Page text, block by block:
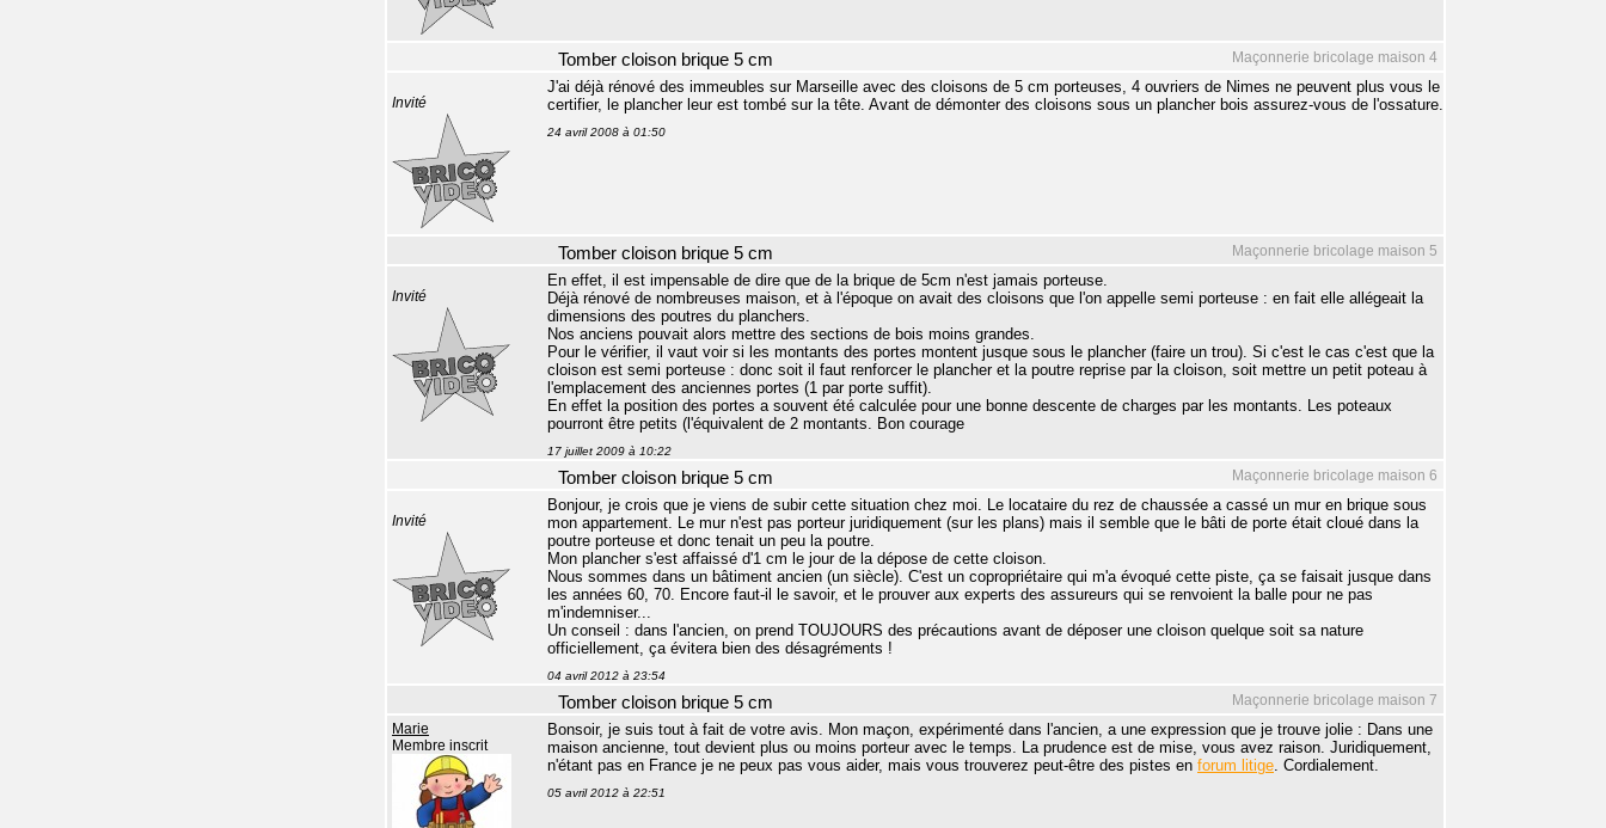
Maçonnerie bricolage maison 4
Tomber cloison brique 5 cm
Invité
J'ai déjà rénové des immeubles sur Marseille avec des cloisons de 5 cm porteuses, 4 ouvriers de Nimes ne peuvent plus vous le
certifier, le plancher leur est tombé sur la tête. Avant de démonter des cloisons sous un plancher bois assurez-vous de l'ossature.
24 avril 2008 à 01:50
Maçonnerie bricolage maison 5
Tomber cloison brique 5 cm
Invité
En effet, il est impensable de dire que de la brique de 5cm n'est jamais porteuse.
Déjà rénové de nombreuses maison, et à l'époque on avait des cloisons que l'on appelle semi porteuse : en fait elle allégeait la
dimensions des poutres du planchers.
Nos anciens pouvait alors mettre des sections de bois moins grandes.
Pour le vérifier, il vaut voir si les montants des portes montent jusque sous le plancher (faire un trou). Si c'est le cas c'est que la
cloison est semi porteuse : donc soit il faut renforcer le plancher et la poutre reprise par la cloison, soit mettre un petit poteau à
l'emplacement des anciennes portes (1 par porte suffit).
En effet la position des portes a souvent été calculée pour une bonne descente de charges par les montants. Les poteaux
pourront être petits (l'équivalent de 2 montants. Bon courage
17 juillet 2009 à 10:22
Maçonnerie bricolage maison 6
Tomber cloison brique 5 cm
Invité
Bonjour, je crois que je viens de subir cette situation chez moi. Le locataire du rez de chaussée a cassé un mur en brique sous
mon appartement. Le mur n'est pas porteur juridiquement (sur les plans) mais il semble que le bâti de porte était cloué dans la
poutre porteuse et donc tenait un peu la poutre.
Mon plancher s'est affaissé d'1 cm le jour de la dépose de cette cloison.
Nous sommes dans un bâtiment ancien (un siècle). C'est un copropriétaire qui m'a évoqué cette piste, ça se faisait jusque dans
les années 60, 70. Encore faut-il le savoir, et le prouver aux experts des assureurs qui se renvoient la balle pour ne pas
m'indemniser...
Un conseil : dans l'ancien, on prend TOUJOURS des précautions avant de déposer une cloison quelque soit sa nature
officiellement, ça évitera bien des désagréments !
04 avril 2012 à 23:54
Maçonnerie bricolage maison 7
Tomber cloison brique 5 cm
Marie
Membre inscrit
Bonsoir, je suis tout à fait de votre avis. Mon maçon, expérimenté dans l'ancien, a une expression que je trouve jolie : Dans une
maison ancienne, tout devient plus ou moins porteur avec le temps. La prudence est de mise, vous avez raison. Juridiquement,
n'étant pas en France je ne peux pas vous aider, mais vous trouverez peut-être des pistes en forum litige. Cordialement.
05 avril 2012 à 22:51